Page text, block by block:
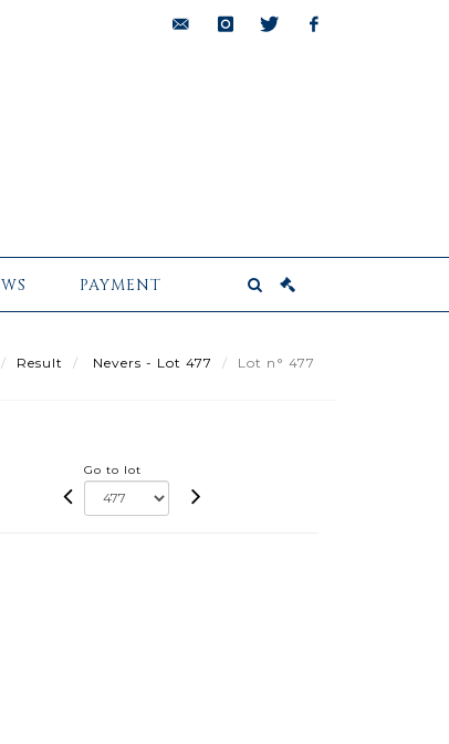
PAYMENT
Result Nevers - Lot 477 Lot n° 477
Go to lot